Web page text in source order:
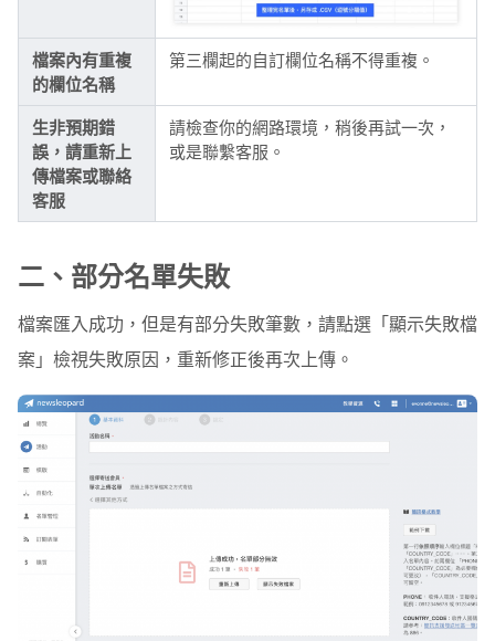
檔案內有重複
的欄位名稱
第三欄起的自訂欄位名稱不得重複。
生非預期錯
誤，請重新上
傳檔案或聯絡
客服
請檢查你的網路環境，稍後再試一次，
或是聯繫客服。
二、部分名單失敗
檔案匯入成功，但是有部分失敗筆數，請點選「顯示失敗檔
案」檢視失敗原因，重新修正後再次上傳。